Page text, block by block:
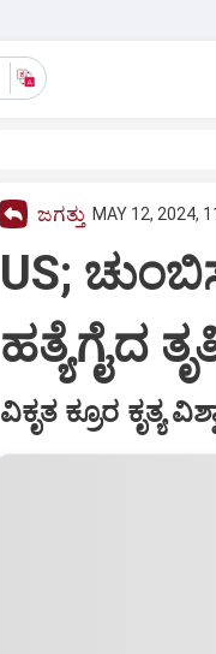
ಜಗತ್ತು MAY 12, 2024,
US;
ಹತ್ಯೆಗೈದ
ವಿಕೃತ ಕ್ರೂರ ಕೃತ್ಯ